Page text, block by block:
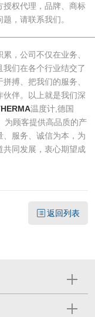
授权代理，品牌、商标
，请联系我们。
，公司不仅在业务、
们在各个行业结交了
搏、把我们的服务、
伴。以上就是我们深
温度计,德国
为顾客提供高品质的产
服务、诚信为本，为
共同发展，衷心期望成
返回列表